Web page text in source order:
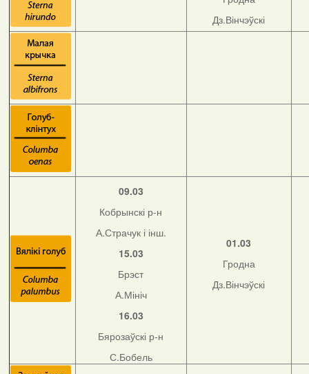
Дз.Вінчэўскі
09.03
Кобрынскі р-н
А.Страчук і інш.
15.03
Брэст
А.Мініч
16.03
Бярозаўскі р-н
С.Бобель
01.03
Гродна
Дз.Вінчэўскі